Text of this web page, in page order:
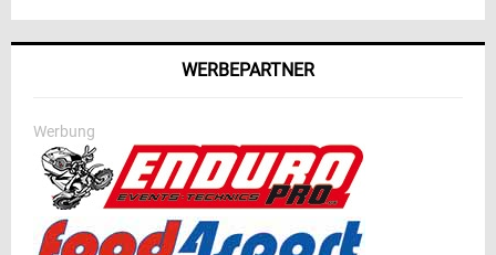
WERBEPARTNER
Werbung